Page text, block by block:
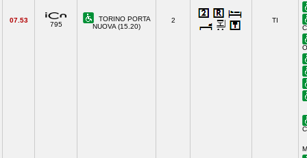
07.53
795
TORINO PORTA
NUOVA (15.20)
2 TI